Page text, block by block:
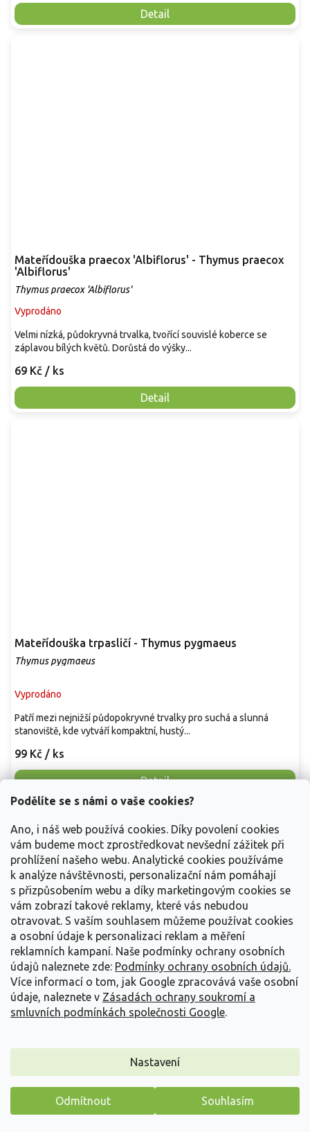
Podělíte se s námi o vaše cookies?
Ano, i náš web používá cookies. Díky povolení cookies
vám budeme moct zprostředkovat nevšední zážitek při
prohlížení našeho webu. Analytické cookies používáme
k analýze návštěvnosti, personalizační nám pomáhají
s přizpůsobením webu a díky marketingovým cookies se
vám zobrazí takové reklamy, které vás nebudou
otravovat. S vaším souhlasem můžeme používat cookies
a osobní údaje k personalizaci reklam a měření
reklamních kampaní. Naše podmínky ochrany osobních
údajů naleznete zde: Podmínky ochrany osobních údajů.
Více informací o tom, jak Google zpracovává vaše osobní
údaje, naleznete v Zásadách ochrany soukromí a
smluvních podmínkách společnosti Google.
Nastavení
Odmítnout Souhlasím
Detail
Mateřídouška praecox 'Albiflorus' - Thymus praecox
'Albiflorus'
Thymus praecox 'Albiflorus'
Vyprodáno
69 Kč / ks
Detail
Velmi nízká, půdokryvná trvalka, tvořící souvislé koberce se
záplavou bílých květů. Dorůstá do výšky...
Mateřídouška trpasličí - Thymus pygmaeus
Thymus pygmaeus
Vyprodáno
99 Kč / ks
Detail
Patří mezi nejnižší půdopokryvné trvalky pro suchá a slunná
stanoviště, kde vytváří kompaktní, hustý...
Vyprodáno
Nízká půdopokryvná trvalka vhodná pro slunná a suchá
stanoviště, ceněná pro aromatické olistění,...
Máme pro vás malý dárek